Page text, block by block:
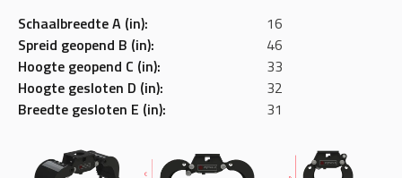
Schaalbreedte A (in):
Spreid geopend B (in):
Hoogte geopend C (in):
Hoogte gesloten D (in):
Breedte gesloten E (in):
16
46
33
32
31